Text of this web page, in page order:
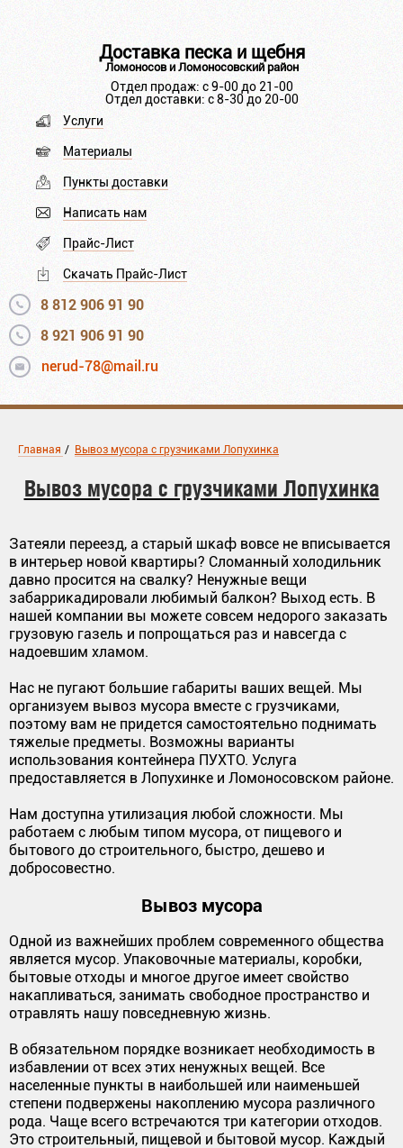
Доставка песка и щебня
Ломоносов и Ломоносовский район
Отдел продаж: с 9-00 до 21-00
Отдел доставки: с 8-30 до 20-00
Услуги
Материалы
Пункты доставки
Написать нам
Прайс-Лист
Скачать Прайс-Лист
8 812 906 91 90
8 921 906 91 90
nerud-78@mail.ru
Главная / Вывоз мусора с грузчиками Лопухинка
Вывоз мусора с грузчиками Лопухинка
Затеяли переезд, а старый шкаф вовсе не вписывается
в интерьер новой квартиры? Сломанный холодильник
давно просится на свалку? Ненужные вещи
забаррикадировали любимый балкон? Выход есть. В
нашей компании вы можете совсем недорого заказать
грузовую газель и попрощаться раз и навсегда с
надоевшим хламом.
Нас не пугают большие габариты ваших вещей. Мы
организуем вывоз мусора вместе с грузчиками,
поэтому вам не придется самостоятельно поднимать
тяжелые предметы. Возможны варианты
использования контейнера ПУХТО. Услуга
предоставляется в Лопухинке и Ломоносовском районе.
Нам доступна утилизация любой сложности. Мы
работаем с любым типом мусора, от пищевого и
бытового до строительного, быстро, дешево и
добросовестно.
Вывоз мусора
Одной из важнейших проблем современного общества
является мусор. Упаковочные материалы, коробки,
бытовые отходы и многое другое имеет свойство
накапливаться, занимать свободное пространство и
отравлять нашу повседневную жизнь.
В обязательном порядке возникает необходимость в
избавлении от всех этих ненужных вещей. Все
населенные пункты в наибольшей или наименьшей
степени подвержены накоплению мусора различного
рода. Чаще всего встречаются три категории отходов.
Это строительный, пищевой и бытовой мусор. Каждый